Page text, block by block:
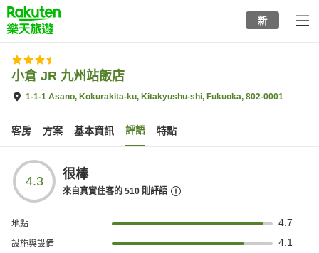
to
top
page
新
小倉 JR 九州站飯店
1-1-1 Asano, Kokurakita-ku, Kitakyushu-shi, Fukuoka, 802-0001
客房 方案 基本資訊 評語 特點
4.3 很棒
來自真實住客的 510 則評語
地點 4.7
設施與設備 4.1